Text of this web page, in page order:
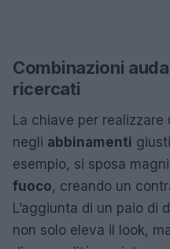
Combinazioni
ricercati
La chiave per
negli abbinamenti
esempio, si sposa
fuoco, creando un
L’aggiunta di un paio di
non solo eleva il look,